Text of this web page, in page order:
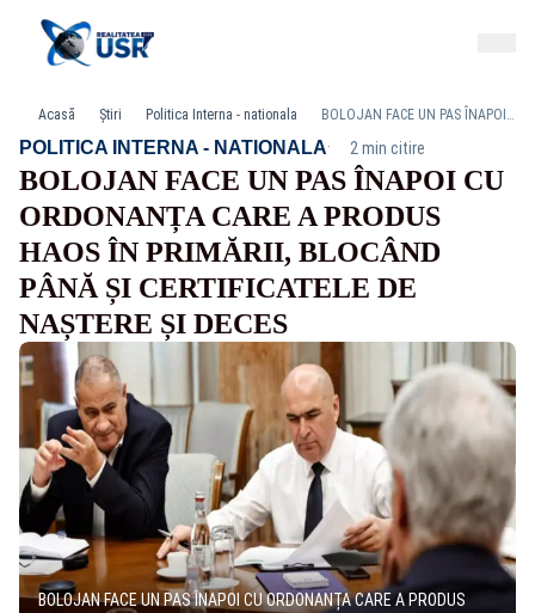
Acasă Știri Politica Interna - nationala BOLOJAN FACE UN PAS ÎNAPOI CU ORDONANȚA CARE A PRODUS HAOS ÎN PRIMĂRII, BLOCÂND PÂNĂ ȘI CERTIFICATELE DE NAȘTERE ȘI DECES
POLITICA INTERNA - NATIONALA· 2 min citire
BOLOJAN FACE UN PAS ÎNAPOI CU
ORDONANȚA CARE A PRODUS
HAOS ÎN PRIMĂRII, BLOCÂND
PÂNĂ ȘI CERTIFICATELE DE
NAȘTERE ȘI DECES
BOLOJAN FACE UN PAS ÎNAPOI CU ORDONANȚA CARE A PRODUS